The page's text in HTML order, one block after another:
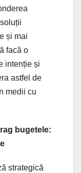
și mai
facă o
intenție și
astfel de
medii cu
bugetele:
strategică